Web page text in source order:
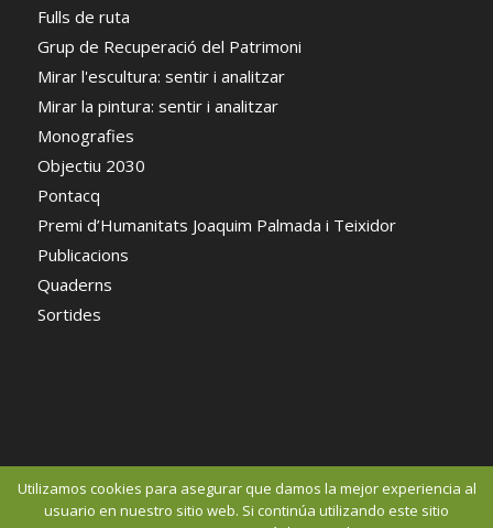
Fulls de ruta
Grup de Recuperació del Patrimoni
Mirar l'escultura: sentir i analitzar
Mirar la pintura: sentir i analitzar
Monografies
Objectiu 2030
Pontacq
Premi d’Humanitats Joaquim Palmada i Teixidor
Publicacions
Quaderns
Sortides
Utilizamos cookies para asegurar que damos la mejor experiencia al
usuario en nuestro sitio web. Si continúa utilizando este sitio